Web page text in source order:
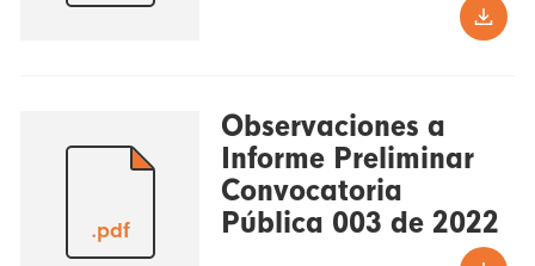
.pdf
Observaciones a
Informe Preliminar
Convocatoria
Pública 003 de 2022